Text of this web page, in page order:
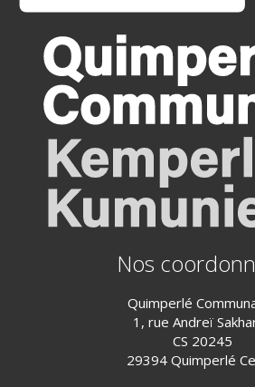
Nos
Quimperlé
1, rue Andreï
CS 20245
29394 Quimperlé